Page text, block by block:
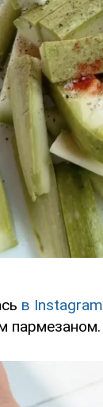
в Instagram
пармезаном.